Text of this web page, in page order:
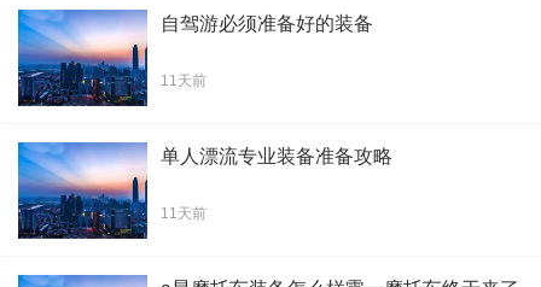
自驾游必须准备好的装备
11天前
单人漂流专业装备准备攻略
11天前